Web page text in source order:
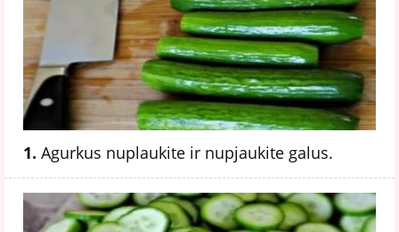
1. Agurkus nuplaukite ir nupjaukite galus.